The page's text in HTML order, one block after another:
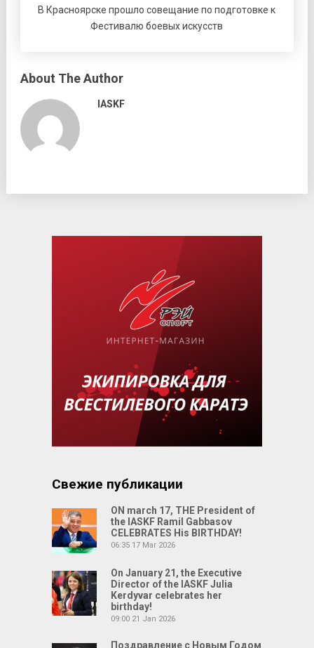
В Красноярске прошло совещание по подготовке к
Фестивалю боевых искусств
About The Author
IASKF
Свежие публикации
ON march 17, THE President of
the IASKF Ramil Gabbasov
CELEBRATES His BIRTHDAY!
06:35 17 Mar 2026
On January 21, the Executive
Director of the IASKF Julia
Kerdyvar celebrates her
birthday!
09:00 21 Jan 2026
Поздравление с Новым Годом